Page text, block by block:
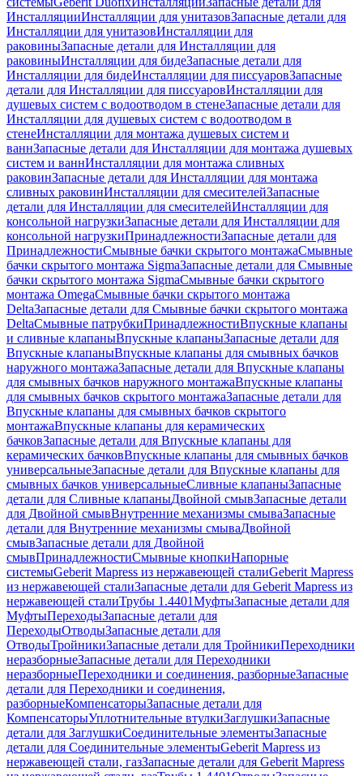
ИнсталляцииИнсталляции для унитазовЗапасные детали для
Инсталляции для унитазовИнсталляции для
раковиныЗапасные детали для Инсталляции для
раковиныИнсталляции для бидеЗапасные детали для
Инсталляции для бидеИнсталляции для писсуаровЗапасные
детали для Инсталляции для писсуаровИнсталляции для
душевых систем с водоотводом в стенеЗапасные детали для
Инсталляции для душевых систем с водоотводом в
стенеИнсталляции для монтажа душевых систем и
ваннЗапасные детали для Инсталляции для монтажа душевых
систем и ваннИнсталляции для монтажа сливных
раковинЗапасные детали для Инсталляции для монтажа
сливных раковинИнсталляции для смесителейЗапасные
детали для Инсталляции для смесителейИнсталляции для
консольной нагрузкиЗапасные детали для Инсталляции для
консольной нагрузкиПринадлежностиЗапасные детали для
ПринадлежностиСмывные бачки скрытого монтажаСмывные
бачки скрытого монтажа SigmaЗапасные детали для Смывные
бачки скрытого монтажа SigmaСмывные бачки скрытого
монтажа OmegaСмывные бачки скрытого монтажа
DeltaЗапасные детали для Смывные бачки скрытого монтажа
DeltaСмывные патрубкиПринадлежностиВпускные клапаны
и сливные клапаныВпускные клапаныЗапасные детали для
Впускные клапаныВпускные клапаны для смывных бачков
наружного монтажаЗапасные детали для Впускные клапаны
для смывных бачков наружного монтажаВпускные клапаны
для смывных бачков скрытого монтажаЗапасные детали для
Впускные клапаны для смывных бачков скрытого
монтажаВпускные клапаны для керамических
бачковЗапасные детали для Впускные клапаны для
керамических бачковВпускные клапаны для смывных бачков
универсальныеЗапасные детали для Впускные клапаны для
смывных бачков универсальныеСливные клапаныЗапасные
детали для Сливные клапаныДвойной смывЗапасные детали
для Двойной смывВнутренние механизмы смываЗапасные
детали для Внутренние механизмы смываДвойной
смывЗапасные детали для Двойной
смывПринадлежностиСмывные кнопкиНапорные
системыGeberit Mapress из нержавеющей сталиGeberit Mapress
из нержавеющей сталиЗапасные детали для Geberit Mapress из
нержавеющей сталиТрубы 1.4401МуфтыЗапасные детали для
МуфтыПереходыЗапасные детали для
ПереходыОтводыЗапасные детали для
ОтводыТройникиЗапасные детали для ТройникиПереходники
неразборныеЗапасные детали для Переходники
неразборныеПереходники и соединения, разборныеЗапасные
детали для Переходники и соединения,
разборныеКомпенсаторыЗапасные детали для
КомпенсаторыУплотнительные втулкиЗаглушкиЗапасные
детали для ЗаглушкиСоединительные элементыЗапасные
детали для Соединительные элементыGeberit Mapress из
нержавеющей стали, газЗапасные детали для Geberit Mapress